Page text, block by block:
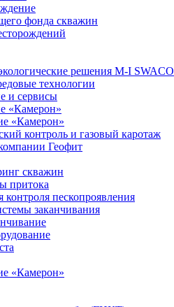
фонда скважин
решения M-I SWACO
технологии
и сервисы
«Камерон»
«Камерон»
контроль и газовый каротаж
Геофит
скважин
притока
контроля пескопроявления
заканчивания
«Камерон»